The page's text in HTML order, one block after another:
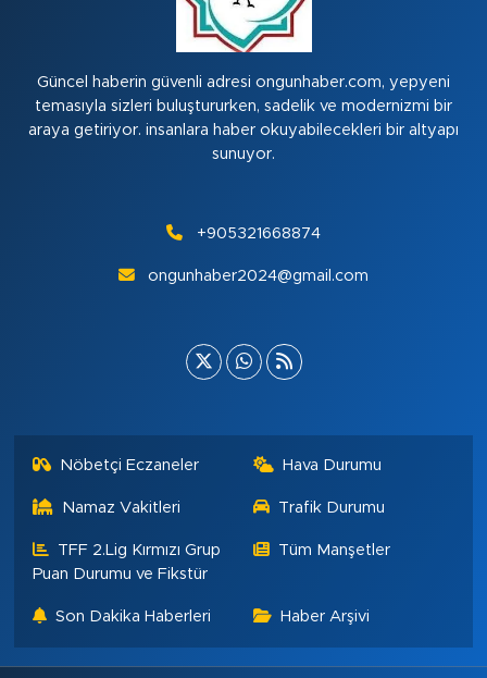
Güncel haberin güvenli adresi ongunhaber.com, yepyeni
temasıyla sizleri buluştururken, sadelik ve modernizmi bir
araya getiriyor. insanlara haber okuyabilecekleri bir altyapı
sunuyor.
+905321668874
ongunhaber2024@gmail.com
Nöbetçi Eczaneler Hava Durumu
Namaz Vakitleri Trafik Durumu
TFF 2.Lig Kırmızı Grup
Puan Durumu ve Fikstür
Tüm Manşetler
Son Dakika Haberleri Haber Arşivi